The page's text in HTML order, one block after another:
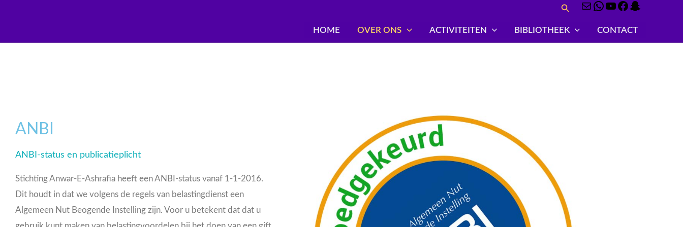
Zoeken E-
WhatsApp
YouTube
Facebook
HOME OVER ONS ACTIVITEITEN BIBLIOTHEEK CONTACT
ANBI
ANBI-status en publicatieplicht
Stichting Anwar-E-Ashrafia heeft een ANBI-status vanaf 1-1-2016.
Dit houdt in dat we volgens de regels van belastingdienst een
Algemeen Nut Beogende Instelling zijn. Voor u betekent dat dat u